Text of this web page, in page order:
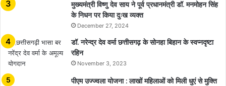
मुख्यमंत्री विष्णु देव साय ने पूर्व प्रधानमंत्री डॉ. मनमोहन सिंह
के निधन पर किया दुःख व्यक्त
December 27, 2024
डॉ. नरेन्द्र देव वर्मा छत्तीसगढ़ के सोनहा बिहान के स्वप्नदृष्टा
रहिन
November 3, 2023
पीएम उज्ज्वला योजना : लाखों महिलाओं को मिली धुएं से मुक्ति